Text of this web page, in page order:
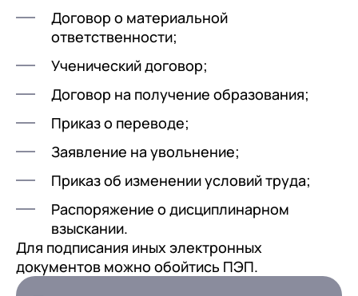
Договор о материальной
ответственности;
Ученический договор;
Договор на получение образования;
Приказ о переводе;
Заявление на увольнение;
Приказ об изменении условий труда;
Распоряжение о дисциплинарном
взыскании.
Для подписания иных электронных
документов можно обойтись ПЭП.